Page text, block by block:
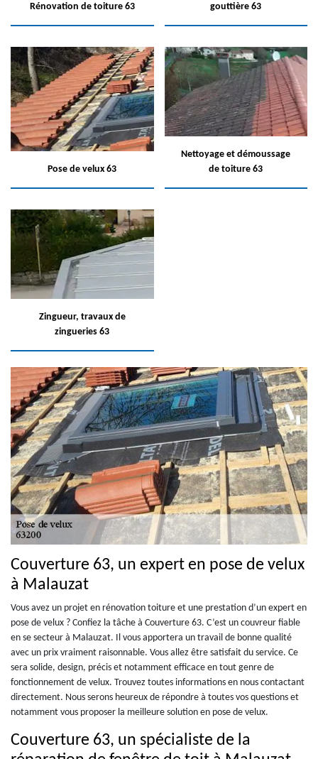
Rénovation de toiture 63
gouttière 63
Pose de velux 63
Nettoyage et démoussage
de toiture 63
Zingueur, travaux de
zingueries 63
Couverture 63, un expert en pose de velux
à Malauzat
Vous avez un projet en rénovation toiture et une prestation d’un expert en
pose de velux ? Confiez la tâche à Couverture 63. C’est un couvreur fiable
en se secteur à Malauzat. Il vous apportera un travail de bonne qualité
avec un prix vraiment raisonnable. Vous allez être satisfait du service. Ce
sera solide, design, précis et notamment efficace en tout genre de
fonctionnement de velux. Trouvez toutes informations en nous contactant
directement. Nous serons heureux de répondre à toutes vos questions et
notamment vous proposer la meilleure solution en pose de velux.
Couverture 63, un spécialiste de la